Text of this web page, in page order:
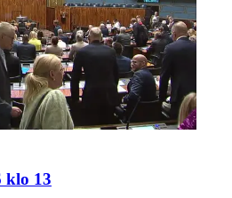
klo 13